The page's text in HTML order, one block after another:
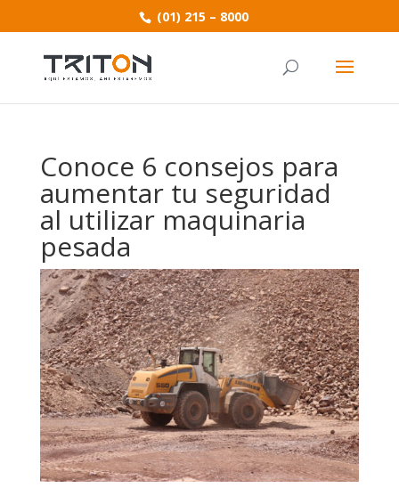
(01) 215 – 8000
Conoce 6 consejos para
aumentar tu seguridad
al utilizar maquinaria
pesada